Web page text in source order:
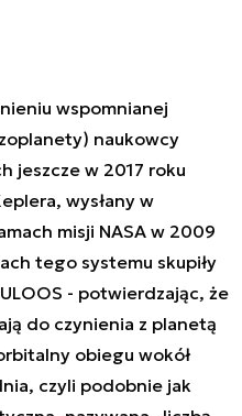
wspomnianej
naukowcy
jeszcze w 2017 roku
wysłany w
misji NASA w 2009
tego systemu skupiły
- potwierdzając, że
do czynienia z planetą
obiegu wokół
czyli podobnie jak